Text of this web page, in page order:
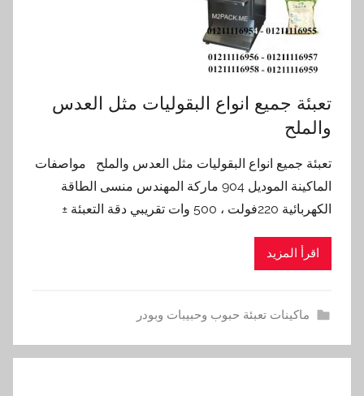
تعبئة جميع انواع البقوليات مثل العدس
والملح
تعبئة جميع انواع البقوليات مثل العدس والملح مواصفات
الماكينة الموديل 904 ماركة المهندس منسى الطاقة
الكهربائية 220فولت ، 500 وات تقريبي دقة التعبئة ±
اقرأ المزيد
ماكينات تعبئة حبوب وحبيبات وبودر